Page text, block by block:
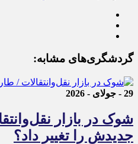
گردشگری‌های مشابه:
29 - جولای - 2026
شوک در بازار
جدیدش را تغییر داد؟